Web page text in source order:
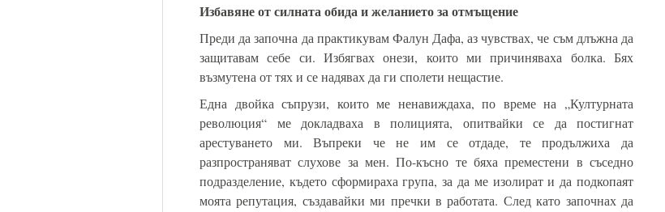
Избавяне от силната обида и желанието за отмъщение
Преди да започна да практикувам Фалун Дафа, аз чувствах, че съм длъжна да
защитавам себе си. Избягвах онези, които ми причиняваха болка. Бях
възмутена от тях и се надявах да ги сполети нещастие.
Една двойка съпрузи, които ме ненавиждаха, по време на „Културната
революция“ ме докладваха в полицията, опитвайки се да постигнат
арестуването ми. Въпреки че не им се отдаде, те продължиха да
разпространяват слухове за мен. По-късно те бяха преместени в съседно
подразделение, където сформираха група, за да ме изолират и да подкопаят
моята репутация, създавайки ми пречки в работата. След като започнах да